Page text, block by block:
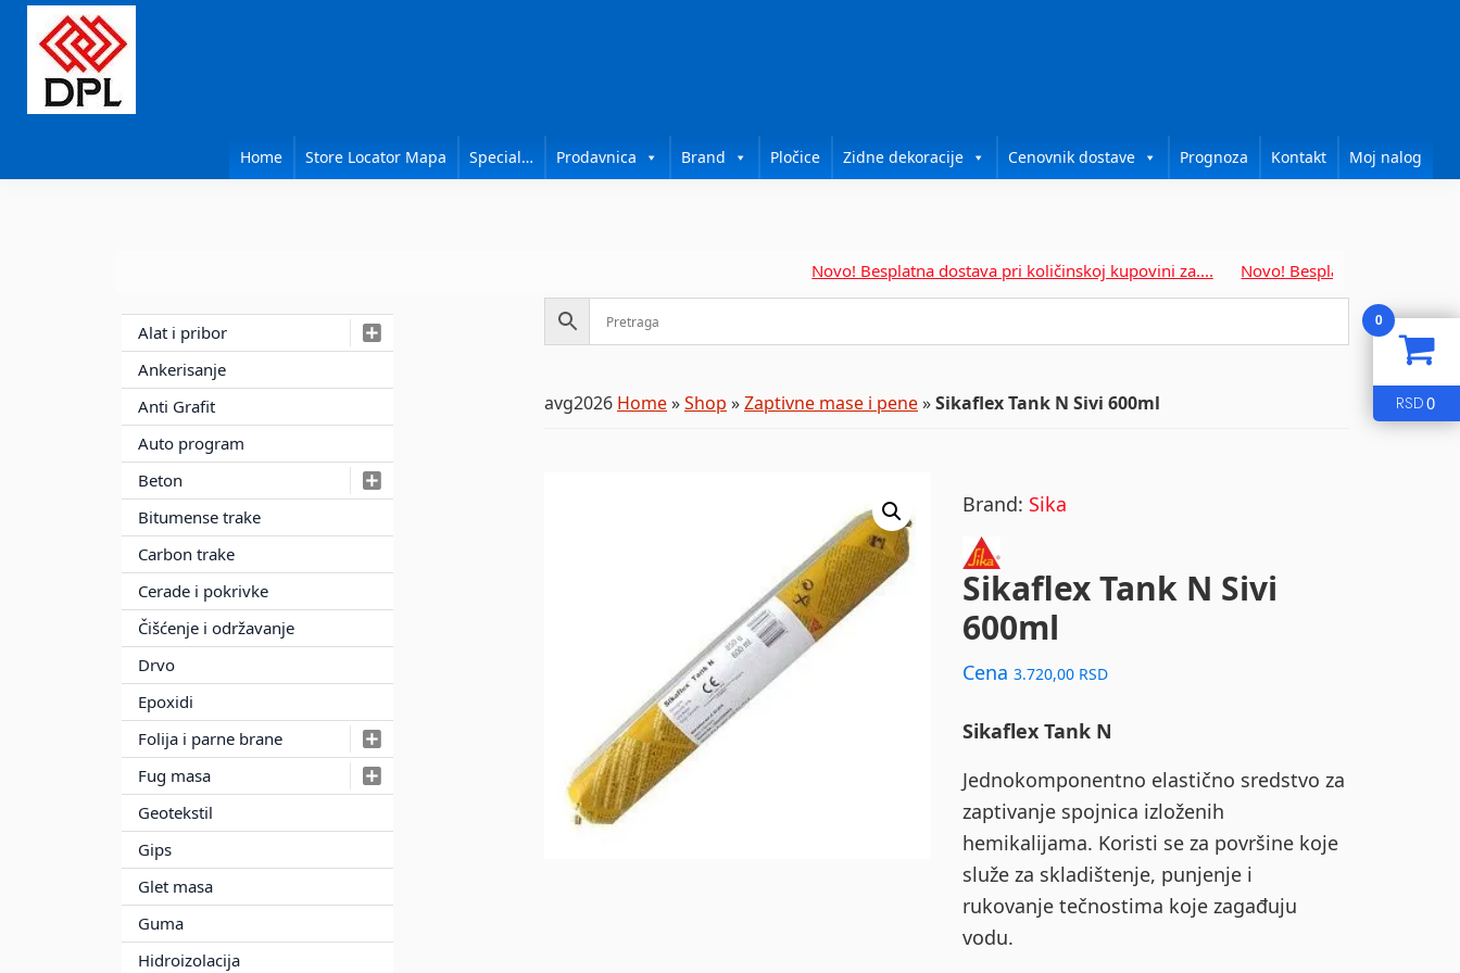
primary
navigation
main
content
primary
sidebar
Mapei
Home Store Locator Mapa Special… Prodavnica Brand Pločice Zidne dekoracije Cenovnik dostave Prognoza Kontakt Moj nalog
Novo! Besplatna dostava pri količinskoj kupovini za.... Novo! Besplatna dostava pri
avg2026 Home»Shop »Zaptivne mase i pene»Sikaflex Tank N Sivi 600ml
Brand: Sika
Sikaflex Tank N Sivi
600ml
Cena3.720,00 RSD
Sikaflex Tank N
Jednokomponentno elastično sredstvo za
zaptivanje spojnica izloženih
hemikalijama. Koristi se za površine koje
služe za skladištenje, punjenje i
rukovanje tečnostima koje zagađuju
vodu.
Primary
Sidebar
Alat i pribor
Ankerisanje
Anti Grafit
Auto program
Beton
Bitumense trake
Carbon trake
Cerade i pokrivke
Čišćenje i održavanje
Drvo
Epoxidi
Folija i parne brane
Fug masa
Geotekstil
Gips
Glet masa
Guma
Hidroizolacija
0
RSD0
DISCONTINUITED
pri kraju stranice opisa artikla
pogledajte slične proizvode